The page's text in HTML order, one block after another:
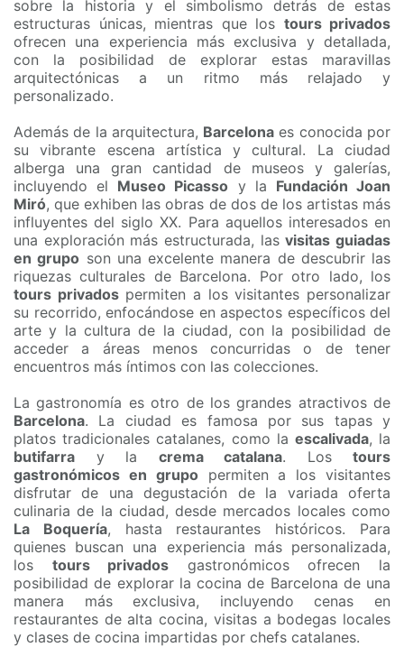
sobre la historia y el simbolismo detrás de estas
estructuras únicas, mientras que los tours privados
ofrecen una experiencia más exclusiva y detallada,
con la posibilidad de explorar estas maravillas
arquitectónicas a un ritmo más relajado y
personalizado.
Además de la arquitectura, Barcelona es conocida por
su vibrante escena artística y cultural. La ciudad
alberga una gran cantidad de museos y galerías,
incluyendo el Museo Picasso y la Fundación Joan
Miró, que exhiben las obras de dos de los artistas más
influyentes del siglo XX. Para aquellos interesados en
una exploración más estructurada, lasvisitas guiadas
en grupo son una excelente manera de descubrir las
riquezas culturales de Barcelona. Por otro lado, los
tours privadospermiten a los visitantes personalizar
su recorrido, enfocándose en aspectos específicos del
arte y la cultura de la ciudad, con la posibilidad de
acceder a áreas menos concurridas o de tener
encuentros más íntimos con las colecciones.
La gastronomía es otro de los grandes atractivos de
Barcelona. La ciudad es famosa por sus tapas y
platos tradicionales catalanes, como la escalivada, la
butifarra y la crema catalana. Los tours
gastronómicos en grupo permiten a los visitantes
disfrutar de una degustación de la variada oferta
culinaria de la ciudad, desde mercados locales como
La Boquería, hasta restaurantes históricos. Para
quienes buscan una experiencia más personalizada,
los tours privados gastronómicos ofrecen la
posibilidad de explorar la cocina de Barcelona de una
manera más exclusiva, incluyendo cenas en
restaurantes de alta cocina, visitas a bodegas locales
y clases de cocina impartidas por chefs catalanes.